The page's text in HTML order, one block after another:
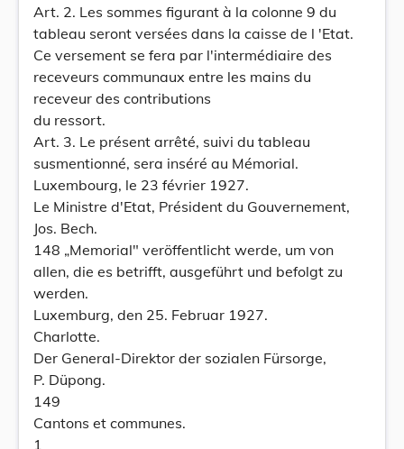
Art. 2. Les sommes figurant à la colonne 9 du
tableau seront versées dans la caisse de l 'Etat.
Ce versement se fera par l'intermédiaire des
receveurs communaux entre les mains du
receveur des contributions
du ressort.
Art. 3. Le présent arrêté, suivi du tableau
susmentionné, sera inséré au Mémorial.
Luxembourg, le 23 février 1927.
Le Ministre d'Etat, Président du Gouvernement,
Jos. Bech.
148 „Memorial" veröffentlicht werde, um von
allen, die es betrifft, ausgeführt und befolgt zu
werden.
Luxemburg, den 25. Februar 1927.
Charlotte.
Der General-Direktor der sozialen Fürsorge,
P. Düpong.
149
Cantons et communes.
1